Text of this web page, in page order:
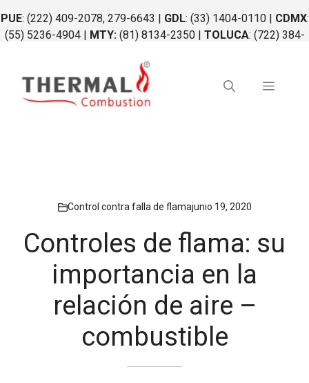
al
contenido
PUE: (222) 409-2078, 279-6643 | GDL: (33) 1404-0110 | CDMX:
(55) 5236-4904 | MTY:(81) 8134-2350 | TOLUCA: (722) 384-
Menú
Control contra falla de flamajunio 19, 2020
Controles de flama: su
importancia en la
relación de aire –
combustible